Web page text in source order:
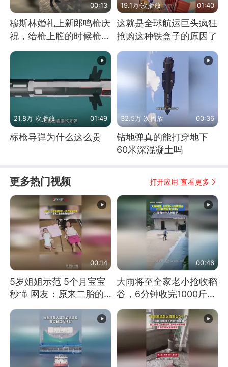
00:13
穆斯林婚礼上新郎鸣枪庆
祝，给枪上膛的时候枪口
19.1万 次播放 01:40
这就是全球航运巨头疯狂
抢购这种铁盒子的原因了
21.8万 次播放 01:49
标枪导弹为什么这么贵
32.5万 次播放 00:36
钻地弹真的能打穿地下
60米深混凝土吗
更多热门视频 打开应用 查看更多
00:14
5岁姐姐示范 5个月宝宝
秒懂 网友：原来二胎的
快乐长这样
00:46
大雨将至全家老小抢收稻
谷，6分钟收完1000斤，
没有一个人掉链子